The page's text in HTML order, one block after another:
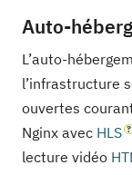
Auto-
L’auto-
l’infrastructure
ouvertes
Nginx avec HLS
lecture vidéo